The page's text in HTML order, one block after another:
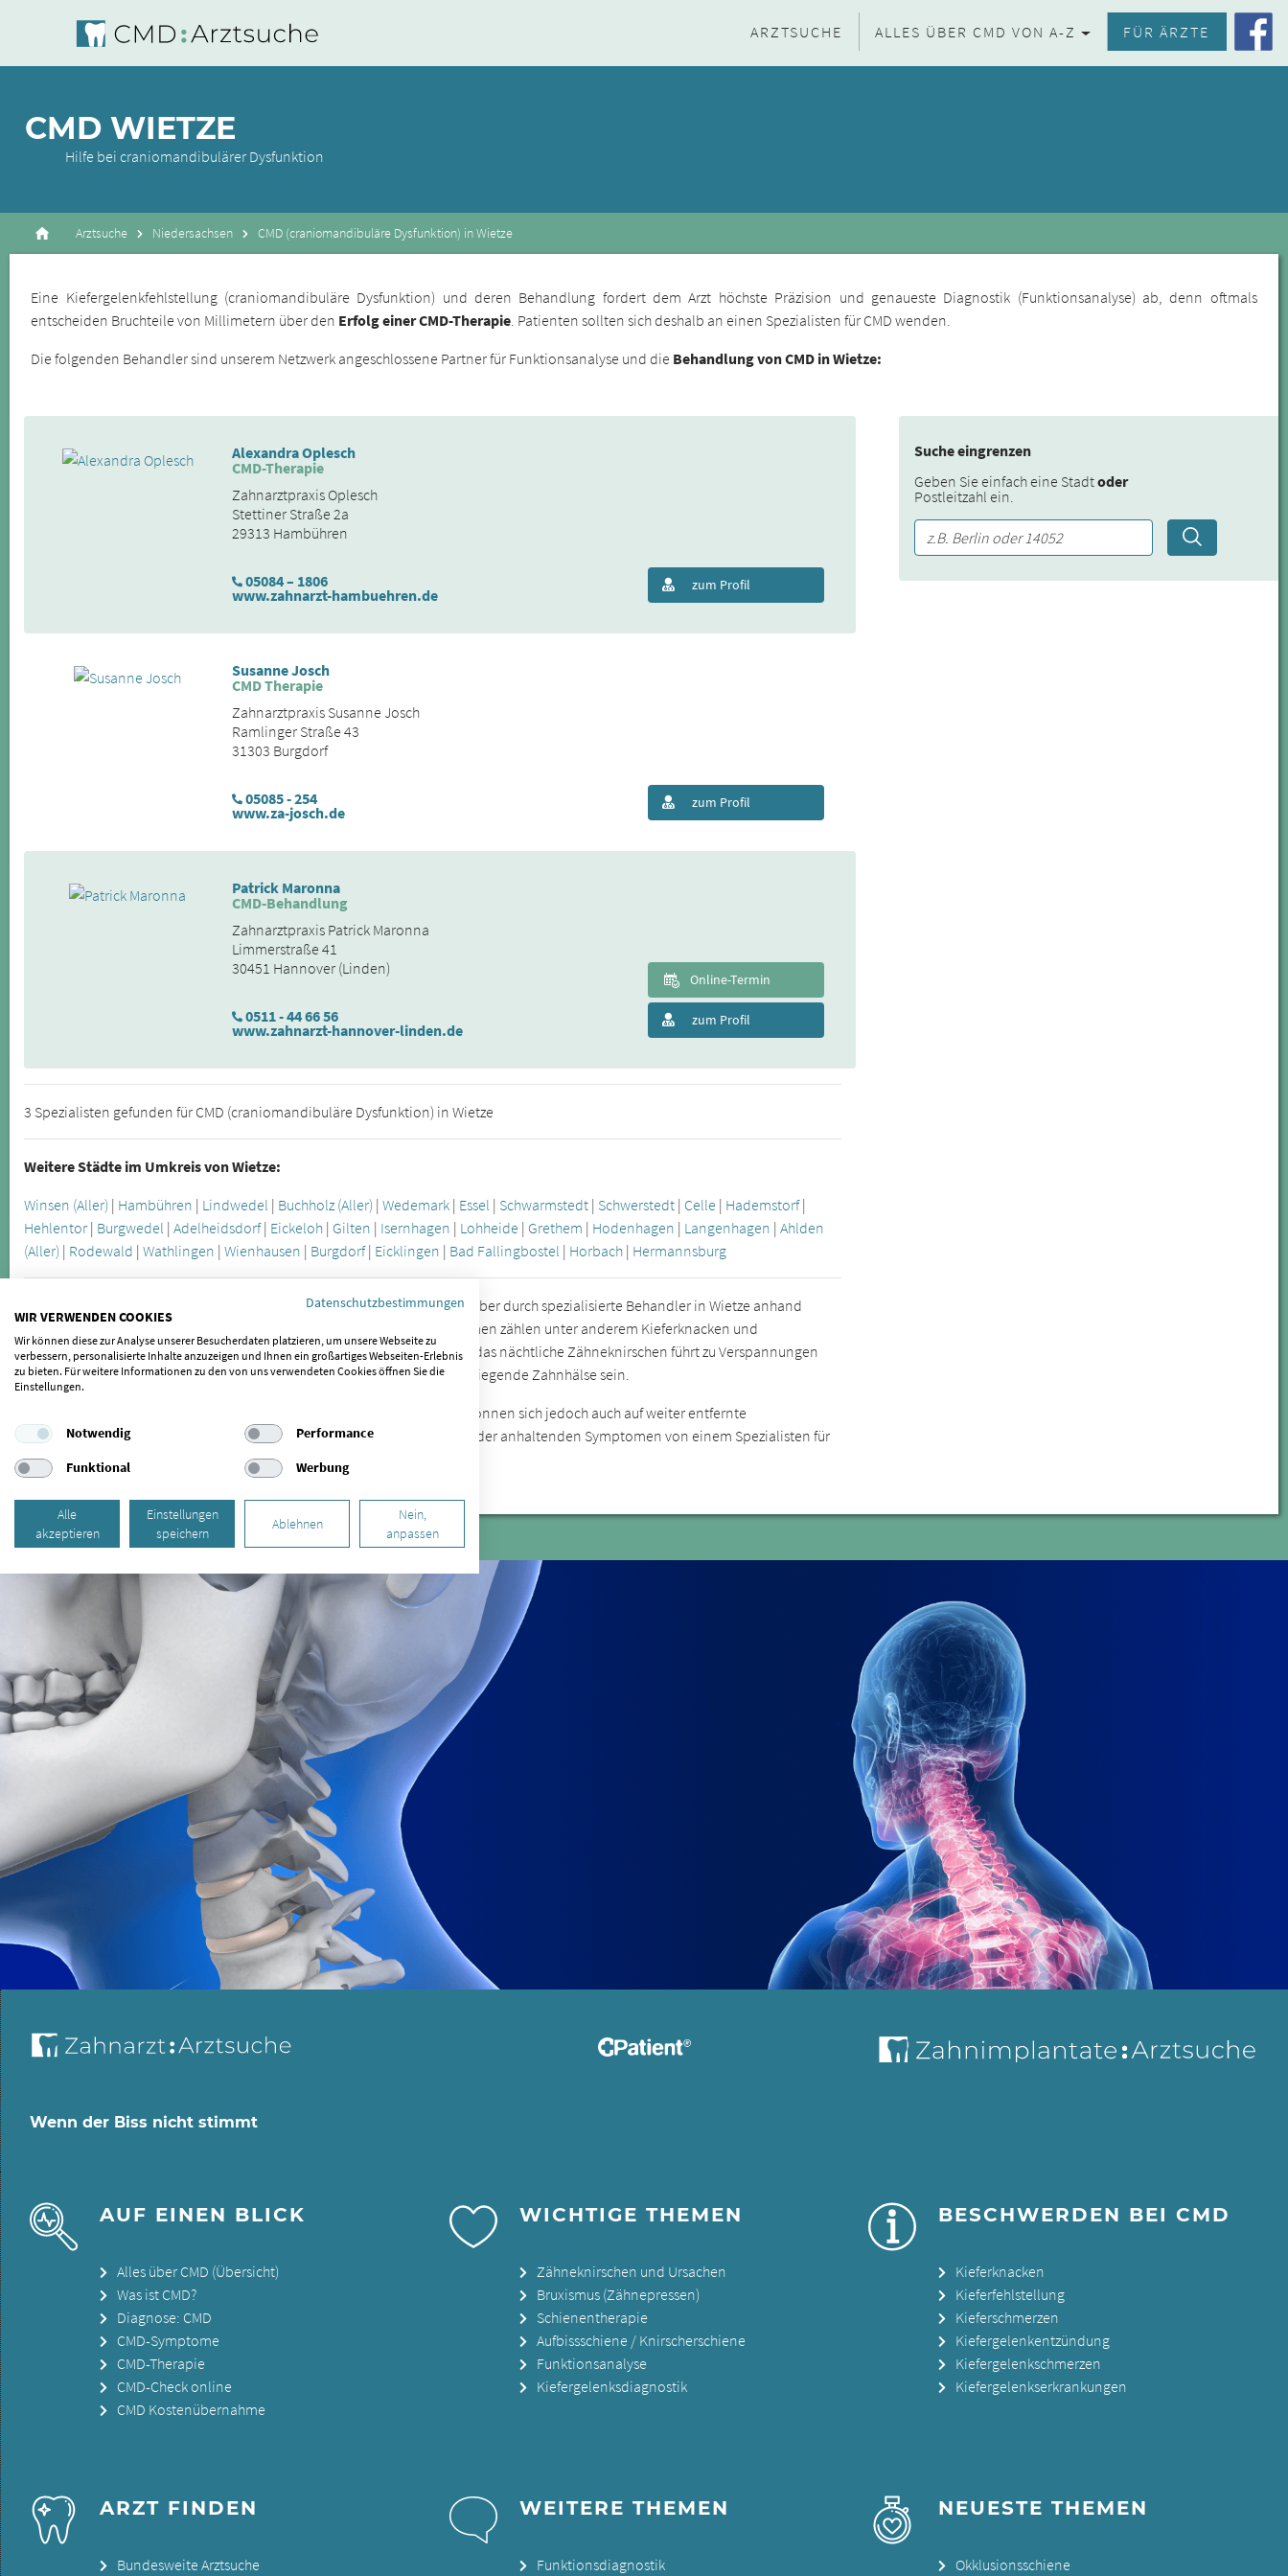
ARZTSUCHE ALLES ÜBER CMD VON A-Z FÜR ÄRZTE
CMD WIETZE
Hilfe bei craniomandibulärer Dysfunktion
Arztsuche Niedersachsen CMD (craniomandibuläre Dysfunktion) in Wietze
Eine Kiefergelenkfehlstellung (craniomandibuläre Dysfunktion) und deren Behandlung fordert dem Arzt höchste Präzision und genaueste Diagnostik (Funktionsanalyse) ab, denn oftmals
entscheiden Bruchteile von Millimetern über den Erfolg einer CMD-Therapie . Patienten sollten sich deshalb an einen Spezialisten für CMD wenden.
Die folgenden Behandler sind unserem Netzwerk angeschlossene Partner für Funktionsanalyse und die Behandlung von CMD in Wietze:
Suche eingrenzen
Geben Sie einfach eine Stadtoder
Postleitzahl ein.
Alexandra Oplesch
CMD-Therapie
Zahnarztpraxis Oplesch
Stettiner Straße 2a
29313 Hambühren
05084 – 1806
www.zahnarzt-hambuehren.de
zum Profil
Susanne Josch
CMD Therapie
Zahnarztpraxis Susanne Josch
Ramlinger Straße 43
31303 Burgdorf
05085 - 254
www.za-josch.de
zum Profil
Patrick Maronna
CMD-Behandlung
Zahnarztpraxis Patrick Maronna
Limmerstraße 41
30451 Hannover (Linden)
0511 - 44 66 56
www.zahnarzt-hannover-linden.de
zum Profil
Online-Termin
3 Spezialisten gefunden für CMD (craniomandibuläre Dysfunktion) in Wietze
Weitere Städte im Umkreis von Wietze:
Winsen (Aller) | Hambühren | Lindwedel | Buchholz (Aller) |Wedemark | Essel | Schwarmstedt | Schwerstedt | Celle | Hademstorf|
Hehlentor | Burgwedel |Adelheidsdorf| Eickeloh | Gilten | Isernhagen | Lohheide | Grethem | Hodenhagen | Langenhagen |Ahlden
(Aller) | Rodewald |Wathlingen |Wienhausen | Burgdorf| Eicklingen | Bad Fallingbostel | Horbach | Hermannsburg
Die Craniomandibuläre Dysfunktion wird oft erst spät erkannt, lässt sich aber durch spezialisierte Behandler in Wietze anhand
verschiedener Symptome feststellen. Zu den offensichtlicheren Symptomen zählen unter anderem Kieferknacken und
Zähneknirschen, die Sie in Wietze behandeln lassen können. Besonders das nächtliche Zähneknirschen führt zu Verspannungen
und zu Zahnabrieb. Eine weitere Folge des Zähneknirschens können freiliegende Zahnhälse sein.
Kieferfehlstellungen sind die Ursache für Kiefergelenkbeschwerden, sie können sich jedoch auch auf weiter entfernte
Körperregionen auswirken. Lassen Sie sich daher bei wiederkehrenden oder anhaltenden Symptomen von einem Spezialisten für
CMD untersuchen.
Wenn der Biss nicht stimmt
AUF EINEN BLICK
Alles über CMD (Übersicht)
Was ist CMD?
Diagnose: CMD
CMD-Symptome
CMD-Therapie
CMD-Check online
CMD Kostenübernahme
WICHTIGE THEMEN
Zähneknirschen und Ursachen
Bruxismus (Zähnepressen)
Schienentherapie
Aufbissschiene / Knirscherschiene
Funktionsanalyse
Kiefergelenksdiagnostik
BESCHWERDEN BEI CMD
Kieferknacken
Kieferfehlstellung
Kieferschmerzen
Kiefergelenkentzündung
Kiefergelenkschmerzen
Kiefergelenkserkrankungen
ARZT FINDEN
Bundesweite Arztsuche
WEITERE THEMEN
Funktionsdiagnostik
NEUESTE THEMEN
Okklusionsschiene
Datenschutzbestimmungen
WIR VERWENDEN COOKIES
Wir können diese zur Analyse unserer Besucherdaten platzieren, um unsere Webseite zu
verbessern, personalisierte Inhalte anzuzeigen und Ihnen ein großartiges Webseiten-Erlebnis
zu bieten. Für weitere Informationen zu den von uns verwendeten Cookies öffnen Sie die
Einstellungen.
Notwendig
Performance
Funktional
Werbung
Alle
akzeptieren
Einstellungen
speichern
Ablehnen
Nein,
anpassen